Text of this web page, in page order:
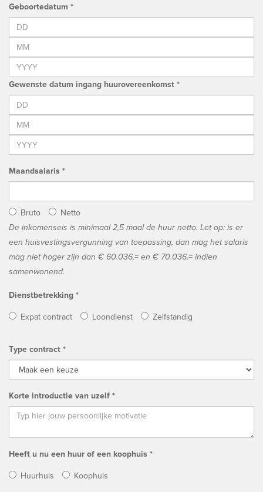
Geboortedatum *
Gewenste datum ingang huurovereenkomst *
Maandsalaris *
Bruto
Netto
De inkomenseis is minimaal 2,5 maal de huur netto. Let op: is er
een huisvestingsvergunning van toepassing, dan mag het salaris
mag niet hoger zijn dan € 60.036,= en € 70.036,= indien
samenwonend.
Dienstbetrekking *
Expat contract Loondienst Zelfstandig
Type contract *
Korte introductie van uzelf *
Heeft u nu een huur of een koophuis *
Huurhuis Koophuis